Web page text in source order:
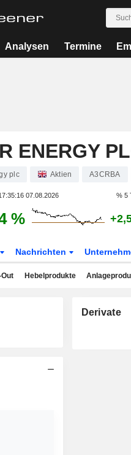
Analysen Termine
ENERGY
plc Aktien A3CRBA
07.08.2026 % 5
%
Nachrichten
Hebelprodukte
Derivate